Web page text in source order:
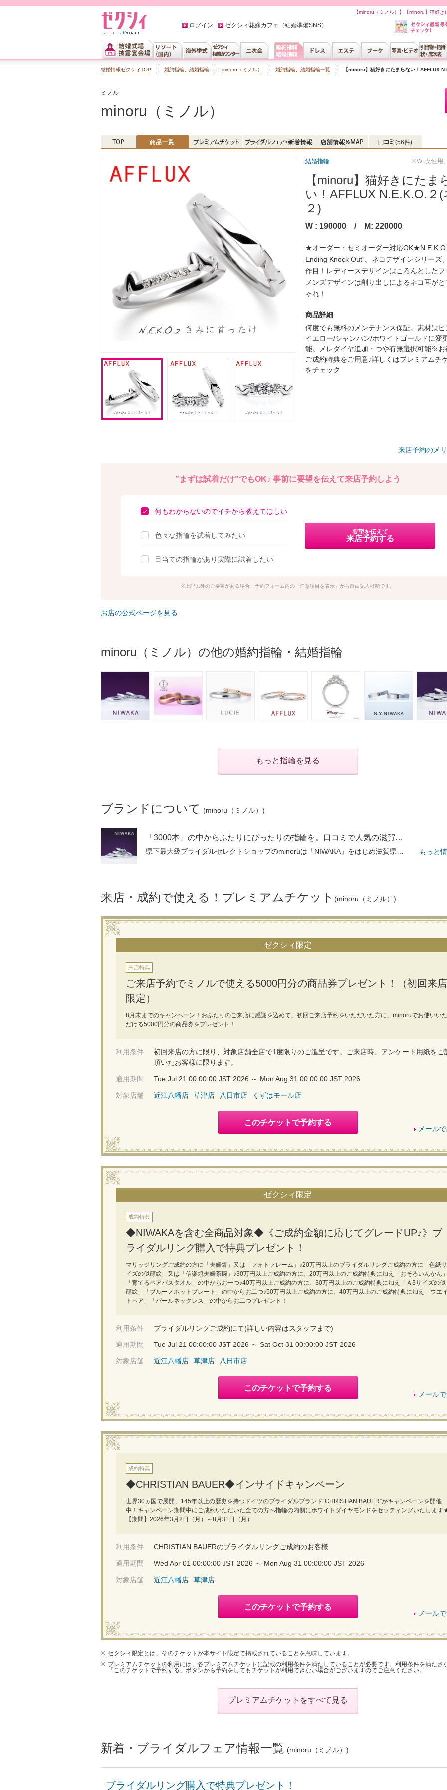
【minoru（ミノル）】【minoru】猫好
ログイン ゼクシィ花嫁カフェ（結婚準備SNS）
結婚情報ゼクシィTOP 婚約指輪、結婚指輪 minoru（ミノル） 婚約指輪、結婚指輪一覧 【minoru】猫好きにたまらない！AFFLUX
ミノル
minoru（ミノル）
(56件)
結婚指輪 ※W :女性用
【minoru】猫好きにたま
い！AFFLUX N.E.K.O.２(
２)
W : 190000 / M: 220000
★オーダー・セミオーダー対応
Ending Knock Out“。ネコデザインシリーズ
作目！レディースデザインはころんとしたフ
メンズデザインは削り出しによるネコ耳が
ゃれ！
商品詳細
何度でも無料のメンテナンス保証。素材はピ
イエロー/シャンパン/ホワイトゴールドに変
能。メレダイヤ追加・つや有無選択可能※お
ご成約特典をご用意♪詳しくはプレミアムチ
をチェック
来店予約のメ
”まずは試着だけ”でもOK♪ 事前に要望を伝えて来店予約しよう
何もわからないのでイチから教えてほしい
色々な指輪を試着してみたい
目当ての指輪があり実際に試着したい
要望を伝えて
来店予約する
上記以外のご要望がある場合、予約フォーム内の「任意項目を表示」から自由記入可能です。
お店の公式ページを見る
minoru（ミノル）の他の婚約指輪・結婚指輪
もっと指輪を見る
ブランドについて (minoru（ミノル）)
「3000本」の中からふたりにぴったりの指輪を。口コミで人気の滋賀セレクトショップで選ぶ時間も思い出に
もっと
来店・成約で使える！プレミアムチケット (minoru（ミノル）)
ゼクシィ限定
来店特典
ご来店予約でミノルで使える5000円分の商品券プレゼント！（初回来店
限定）
8月末までのキャンペーン！おふたりのご来店に感謝を込めて、初回ご来店予約をいただいた方に、minoruでお使いいた
だける5000円分の商品券をプレゼント！
利用条件
初回来店の方に限り、対象店舗全店で1度限りのご進呈です。ご来店時、アンケート用紙をご
頂いたお客様に限ります。
適用期間 Tue Jul 21 00:00:00 JST 2026 ～ Mon Aug 31 00:00:00 JST 2026
対象店舗 近江八幡店 草津店 八日市店 くずはモール店
このチケットで予約する
メール
ゼクシィ限定
成約特典
◆NIWAKAを含む全商品対象◆《ご成約金額に応じてグレードUP♪》ブ
ライダルリング購入で特典プレゼント！
マリッジリングご成約の方に「夫婦箸」又は「フォトフレーム」♪20万円以上のブライダルリングご成約の方に「色紙サ
イズの似顔絵」又は「信楽焼夫婦茶碗」♪30万円以上ご成約の方に、20万円以上のご成約特典に加え「おそろいんかん
「育てるペアバスタオル」の中からお一つ♪40万円以上ご成約の方に、30万円以上のご成約特典に加え「Ａ3サイズの似
顔絵」「ブルーノホットプレート」の中からお二つ♪50万円以上ご成約の方に、40万円以上のご成約特典に加え「ウエ
トベア」「パールネックレス」の中からお二つプレゼント！
利用条件 ブライダルリングご成約にて(詳しい内容はスタッフまで)
適用期間 Tue Jul 21 00:00:00 JST 2026 ～ Sat Oct 31 00:00:00 JST 2026
対象店舗 近江八幡店 草津店 八日市店
このチケットで予約する
メール
成約特典
◆CHRISTIAN BAUER◆インサイドキャンペーン
世界30ヵ国で展開、145年以上の歴史を持つドイツのブライダルブランド“CHRISTIAN BAUER”がキャンペーンを開催
中！キャンペーン期間中にご成約いただいた全ての方へ指輪の内側にホワイトダイヤモンドをセッティングいたします
【期間】2026年3月2日（月）～8月31日（月）
利用条件 CHRISTIAN BAUERのブライダルリングご成約のお客様
適用期間 Wed Apr 01 00:00:00 JST 2026 ～ Mon Aug 31 00:00:00 JST 2026
対象店舗 近江八幡店 草津店
このチケットで予約する
メール
ゼクシィ限定とは、そのチケットが本サイト限定で掲載されていることを意味しています。
プレミアムチケットの利用には、各プレミアムチケットに記載の利用条件を満たしていることが必要です。利用条件を満たさ
「このチケットで予約する」ボタンから予約をしてもチケットが利用できない場合がございますのでご注意ください。
プレミアムチケットをすべて見る
新着・ブライダルフェア情報一覧 (minoru（ミノル）)
ブライダルリング購入で特典プレゼント！